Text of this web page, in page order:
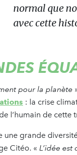
normal que
avec cette
pour la planète
: la crise
l’humain de cette
grande
Citéo. « L’idée